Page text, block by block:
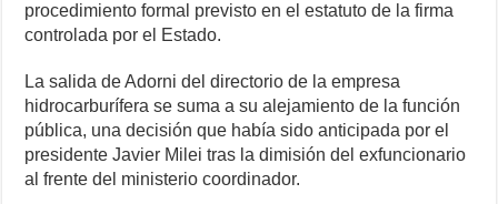
procedimiento formal previsto en el estatuto de la firma
controlada por el Estado.
La salida de Adorni del directorio de la empresa
hidrocarburífera se suma a su alejamiento de la función
pública, una decisión que había sido anticipada por el
presidente Javier Milei tras la dimisión del exfuncionario
al frente del ministerio coordinador.